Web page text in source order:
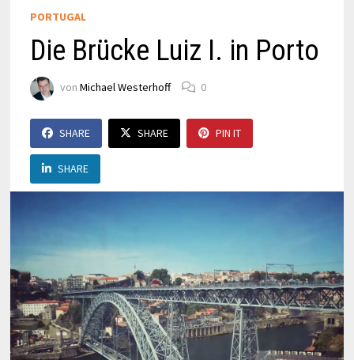
PORTUGAL
Die Brücke Luiz I. in Porto
von Michael Westerhoff 0
SHARE SHARE PIN IT
SHARE